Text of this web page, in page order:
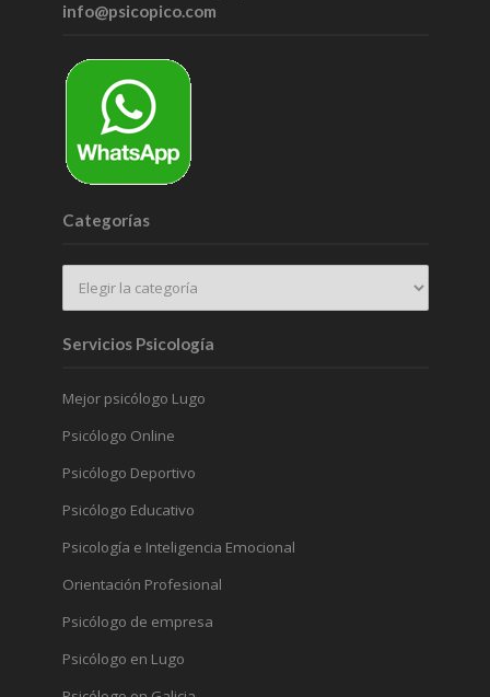
info@psicopico.com
Categorías
Servicios Psicología
Mejor psicólogo Lugo
Psicólogo Online
Psicólogo Deportivo
Psicólogo Educativo
Psicología e Inteligencia Emocional
Orientación Profesional
Psicólogo de empresa
Psicólogo en Lugo